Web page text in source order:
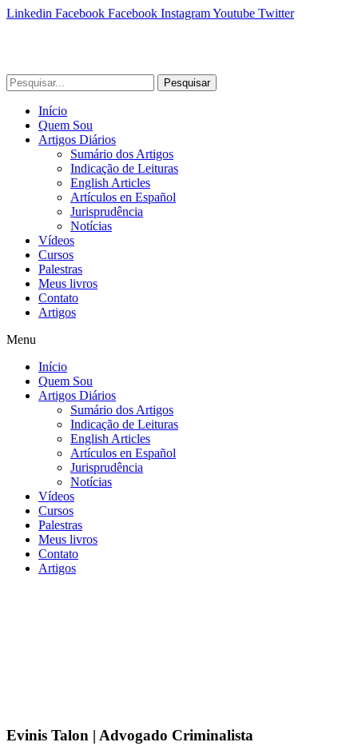
Linkedin Facebook Facebook InstagramYoutube Twitter
Pesquisar
Início
Quem Sou
Artigos Diários
Sumário dos Artigos
Indicação de Leituras
English Articles
Artículos en Español
Jurisprudência
Notícias
Vídeos
Cursos
Palestras
Meus livros
Contato
Artigos
Menu
Início
Quem Sou
Artigos Diários
Sumário dos Artigos
Indicação de Leituras
English Articles
Artículos en Español
Jurisprudência
Notícias
Vídeos
Cursos
Palestras
Meus livros
Contato
Artigos
Evinis Talon | Advogado Criminalista